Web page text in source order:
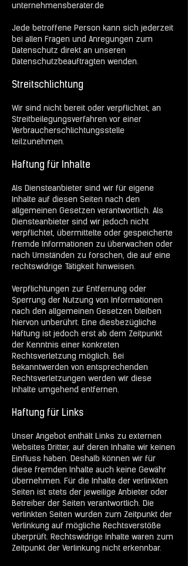
unternehmensberater.de
Jede betroffene Person kann sich jederzeit
bei allen Fragen und Anregungen zum
Datenschutz direkt an unseren
Datenschutzbeauftragten wenden.
Streitschlichtung
Wir sind nicht bereit oder verpflichtet, an
Streitbeilegungsverfahren vor einer
Verbraucherschlichtungsstelle
teilzunehmen.
Haftung für Inhalte
Als Diensteanbieter sind wir für eigene
Inhalte auf diesen Seiten nach den
allgemeinen Gesetzen verantwortlich. Als
Diensteanbieter sind wir jedoch nicht
verpflichtet, übermittelte oder gespeicherte
fremde Informationen zu überwachen oder
nach Umständen zu forschen, die auf eine
rechtswidrige Tätigkeit hinweisen.
Verpflichtungen zur Entfernung oder
Sperrung der Nutzung von Informationen
nach den allgemeinen Gesetzen bleiben
hiervon unberührt. Eine diesbezügliche
Haftung ist jedoch erst ab dem Zeitpunkt
der Kenntnis einer konkreten
Rechtsverletzung möglich. Bei
Bekanntwerden von entsprechenden
Rechtsverletzungen werden wir diese
Inhalte umgehend entfernen.
Haftung für Links
Unser Angebot enthält Links zu externen
Websites Dritter, auf deren Inhalte wir keinen
Einfluss haben. Deshalb können wir für
diese fremden Inhalte auch keine Gewähr
übernehmen. Für die Inhalte der verlinkten
Seiten ist stets der jeweilige Anbieter oder
Betreiber der Seiten verantwortlich. Die
verlinkten Seiten wurden zum Zeitpunkt der
Verlinkung auf mögliche Rechtsverstöße
überprüft. Rechtswidrige Inhalte waren zum
Zeitpunkt der Verlinkung nicht erkennbar.